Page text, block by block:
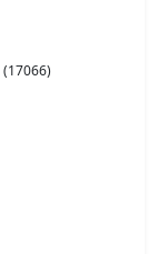
(17066)